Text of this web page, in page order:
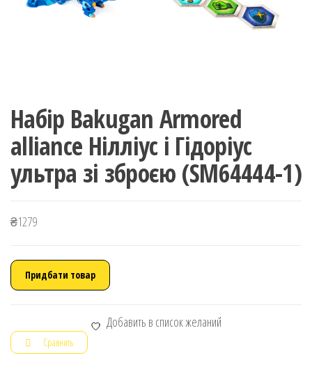
Набір Bakugan Armored
alliance Нілліус і Гідоріус
ультра зі зброєю (SM64444-1)
₴1279
Придбати товар
Добавить в список желаний
Сравнить